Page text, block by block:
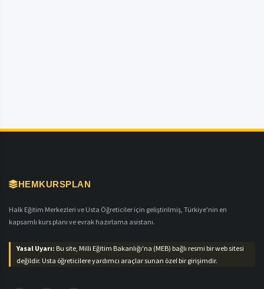
HEMKURSPLAN
Halk Eğitim Merkezleri ve Usta Öğreticiler için geliştirilmiş, Türkiye'nin en
kapsamlı kurs planı ve evrak hazırlama asistanı.
Yasal Uyarı: Bu site, Milli Eğitim Bakanlığı'na (MEB) bağlı resmi bir web sitesi
değildir. Usta öğreticilere yardımcı araçlar sunan özel bir girişimdir.